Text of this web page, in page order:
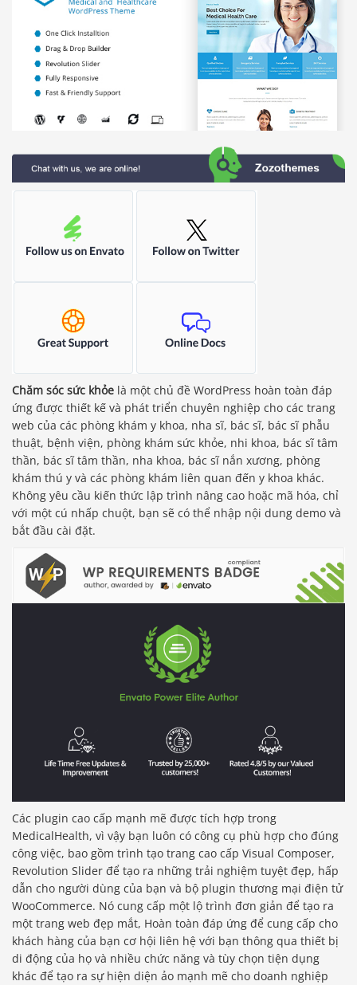
Chăm sóc sức khỏe là một chủ đề WordPress hoàn toàn đáp
ứng được thiết kế và phát triển chuyên nghiệp cho các trang
web của các phòng khám y khoa, nha sĩ, bác sĩ, bác sĩ phẫu
thuật, bệnh viện, phòng khám sức khỏe, nhi khoa, bác sĩ tâm
thần, bác sĩ tâm thần, nha khoa, bác sĩ nắn xương, phòng
khám thú y và các phòng khám liên quan đến y khoa khác.
Không yêu cầu kiến ​​thức lập trình nâng cao hoặc mã hóa, chỉ
với một cú nhấp chuột, bạn sẽ có thể nhập nội dung demo và
bắt đầu cài đặt.
Các plugin cao cấp mạnh mẽ được tích hợp trong
MedicalHealth, vì vậy bạn luôn có công cụ phù hợp cho đúng
công việc, bao gồm trình tạo trang cao cấp Visual Composer,
Revolution Slider để tạo ra những trải nghiệm tuyệt đẹp, hấp
dẫn cho người dùng của bạn và bộ plugin thương mại điện tử
WooCommerce. Nó cung cấp một lộ trình đơn giản để tạo ra
một trang web đẹp mắt, Hoàn toàn đáp ứng để cung cấp cho
khách hàng của bạn cơ hội liên hệ với bạn thông qua thiết bị
di động của họ và nhiều chức năng và tùy chọn tiện dụng
khác để tạo ra sự hiện diện ảo mạnh mẽ cho doanh nghiệp